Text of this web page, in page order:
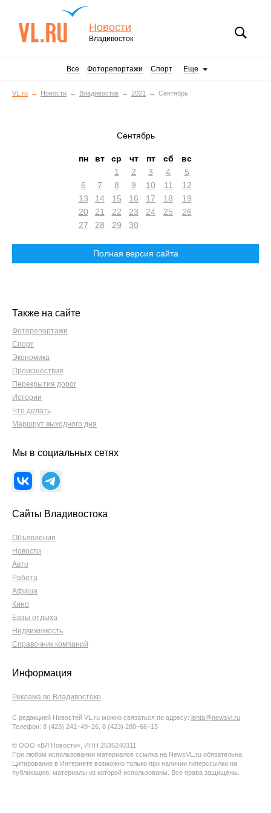
Новости
Владивосток
Все Фоторепортажи Спорт Еще
VL.ru Новости Владивосток 2021 Сентябрь
Сентябрь
пн вт ср чт пт сб
вс
1
2 3 4
5
6
7 8 9 10 11
12
13
14 15 16 17 18
19
20
21 22 23 24 25
26
27
28 29 30
Полная версия сайта
Также на сайте
Фоторепортажи
Спорт
Экономика
Происшествия
Перекрытия дорог
Истории
Что делать
Маршрут выходного дня
Мы в социальных сетях
Сайты Владивостока
Объявления
Новости
Авто
Работа
Афиша
Кино
Базы отдыха
Недвижимость
Справочник компаний
Информация
Реклама во Владивостоке
С редакцией Новостей VL.ru можно связаться по адресу: lenta@newsvl.ru
Телефон: 8 (423) 241−49−26, 8 (423) 280−66−15
© ООО «ВЛ Новости», ИНН 2536240311
При любом использовании материалов ссылка на NewsVL.ru обязательна.
Цитирование в Интернете возможно только при наличии гиперссылки на
публикацию, материалы из которой использованы. Все права защищены.